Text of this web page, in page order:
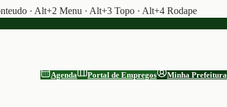
· Alt+2 Menu · Alt+3 Topo · Alt+4 Rodape
Agenda Portal de Empregos Minha Prefeitura